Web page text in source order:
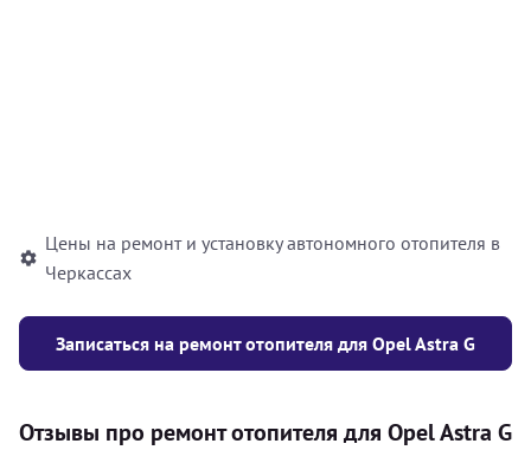
Цены на ремонт и установку автономного отопителя в
Черкассах
Записаться на ремонт отопителя для Opel Astra G
Отзывы про ремонт отопителя для Opel Astra G